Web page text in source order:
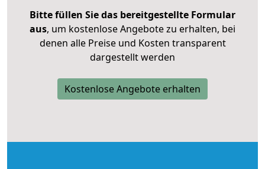
Bitte füllen Sie das bereitgestellte Formular
aus, um kostenlose Angebote zu erhalten, bei
denen alle Preise und Kosten transparent
dargestellt werden
Kostenlose Angebote erhalten